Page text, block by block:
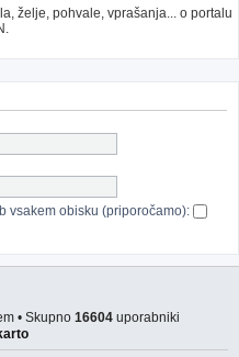
želje, pohvale, vprašanja... o portalu
vsakem obisku (priporočamo):
• Skupno 16604 uporabniki